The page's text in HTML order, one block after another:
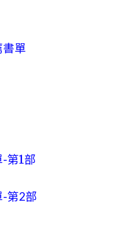
書單
-第1部
-第2部